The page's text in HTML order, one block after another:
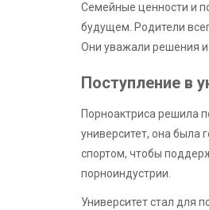
Семейные ценности и
будущем. Родители
Они уважали решения и
Поступление в
Порноактриса решила
университет, она была
спортом, чтобы
порноиндустрии.
Университет стал для